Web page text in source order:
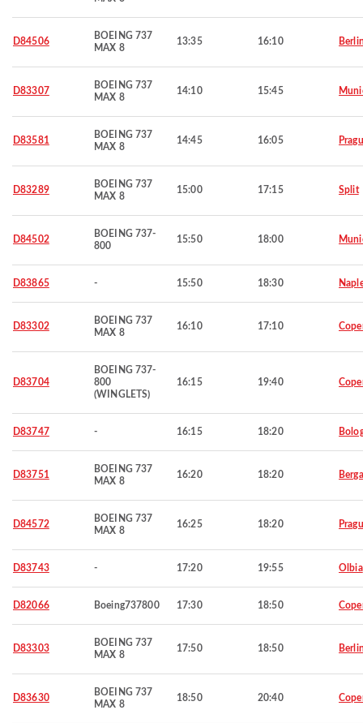
D84506
BOEING 737
MAX 8
13:35 16:10
D83307
BOEING 737
MAX 8
14:10 15:45
D83581
BOEING 737
MAX 8
14:45 16:05
D83289
BOEING 737
MAX 8
15:00 17:15 Split
D84502
BOEING 737-
800
15:50 18:00
D83865 - 15:50 18:30
D83302
BOEING 737
MAX 8
16:10 17:10
D83704
BOEING 737-
800
(WINGLETS)
16:15 19:40
D83747 - 16:15 18:20
D83751
BOEING 737
MAX 8
16:20 18:20
D84572
BOEING 737
MAX 8
16:25 18:20
D83743 - 17:20 19:55 Olbia
D82066 Boeing737800 17:30 18:50
D83303
BOEING 737
MAX 8
17:50 18:50
D83630
BOEING 737
MAX 8
18:50 20:40